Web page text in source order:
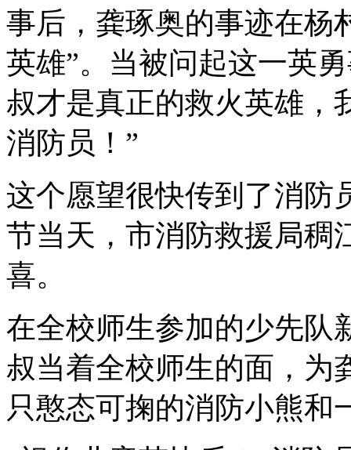
事后，龚琢奥的事迹在杨
英雄”。当被问起这一英
叔才是真正的救火英雄，
消防员！”
这个愿望很快传到了消防
节当天，市消防救援局稠
喜。
在全校师生参加的少先队
叔当着全校师生的面，为
只憨态可掬的消防小熊和